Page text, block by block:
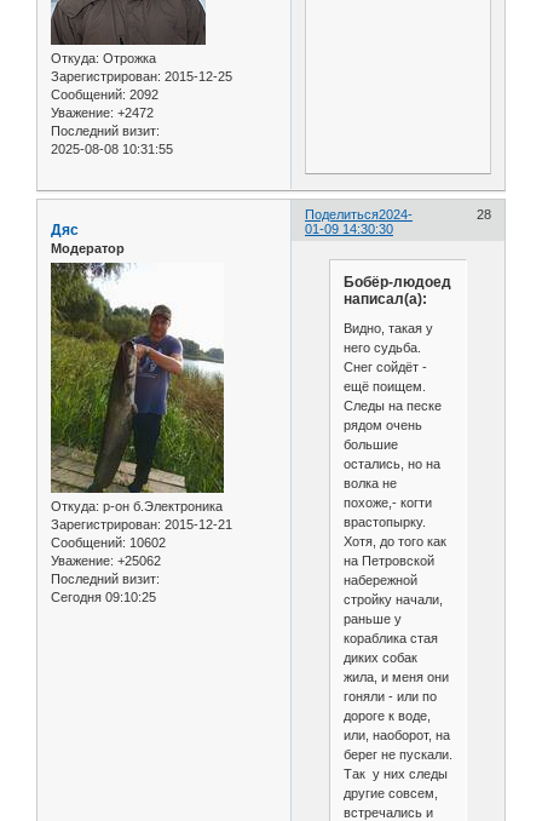
Откуда: Отрожка
Зарегистрирован: 2015-12-25
Сообщений: 2092
Уважение: +2472
Последний визит:
2025-08-08 10:31:55
Поделиться 28
2024-
01-09 14:30:30
Дяс
Модератор
Откуда: р-он б.Электроника
Зарегистрирован: 2015-12-21
Сообщений: 10602
Уважение: +25062
Последний визит:
Сегодня 09:10:25
Бобёр-людоед
написал(а):
Видно, такая у
него судьба.
Снег сойдёт -
ещё поищем.
Следы на песке
рядом очень
большие
остались, но на
волка не
похоже,- когти
врастопырку.
Хотя, до того как
на Петровской
набережной
стройку начали,
раньше у
кораблика стая
диких собак
жила, и меня они
гоняли - или по
дороге к воде,
или, наоборот, на
берег не пускали.
Так у них следы
другие совсем,
встречались и